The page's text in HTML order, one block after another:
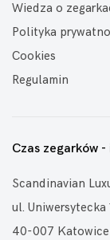
Wiedza o
Polityka
Cookies
Regulamin
Czas zegarków
Scandinavian
ul. Uniwersytecka
40-007 Katowice